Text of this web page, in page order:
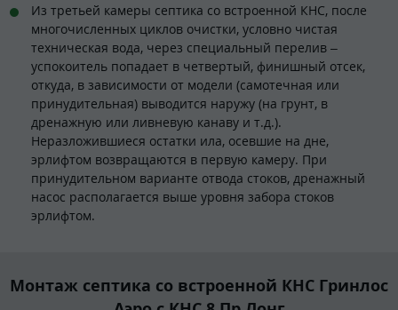
Из третьей камеры септика со встроенной КНС, после
многочисленных циклов очистки, условно чистая
техническая вода, через специальный перелив –
успокоитель попадает в четвертый, финишный отсек,
откуда, в зависимости от модели (самотечная или
принудительная) выводится наружу (на грунт, в
дренажную или ливневую канаву и т.д.).
Неразложившиеся остатки ила, осевшие на дне,
эрлифтом возвращаются в первую камеру. При
принудительном варианте отвода стоков, дренажный
насос располагается выше уровня забора стоков
эрлифтом.
Монтаж септика со встроенной КНС Гринлос